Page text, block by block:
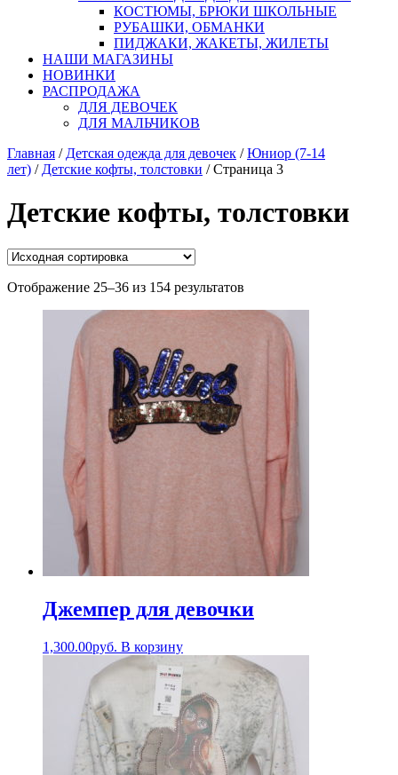
КОСТЮМЫ, БРЮКИ ШКОЛЬНЫЕ
РУБАШКИ, ОБМАНКИ
ПИДЖАКИ, ЖАКЕТЫ, ЖИЛЕТЫ
НАШИ МАГАЗИНЫ
НОВИНКИ
РАСПРОДАЖА
ДЛЯ ДЕВОЧЕК
ДЛЯ МАЛЬЧИКОВ
Главная / Детская одежда для девочек /Юниор (7-14
лет) / Детские кофты, толстовки / Страница 3
Детские кофты, толстовки
Отображение 25–36 из 154 результатов
Джемпер для девочки
1,300.00руб. В корзину